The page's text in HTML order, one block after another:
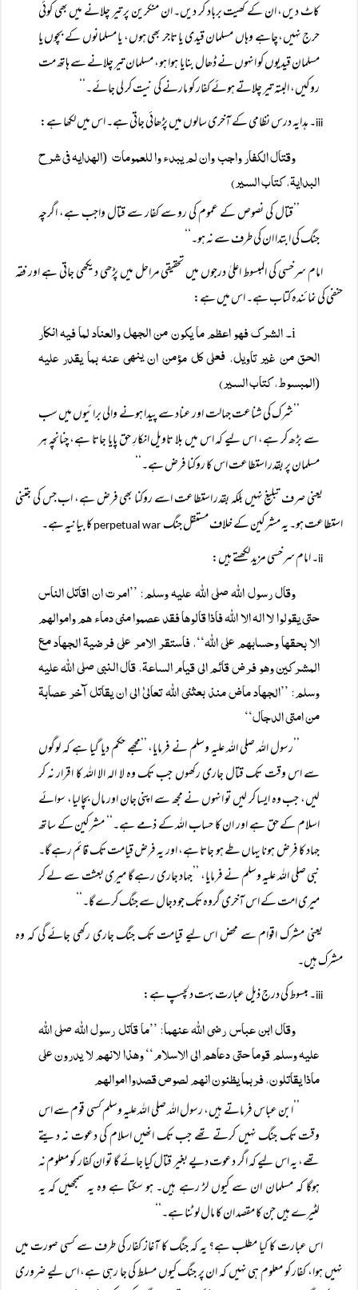
کاٹ دیں، ان کے کھیت برباد کر دیں۔ ان منکرین پر تیر چلانے میں بھی کوئی
حرج نہیں،چاہے وہاں مسلمان قیدی یا تاجر بھی ہوں، یا مسلمانوں کے بچوں یا
مسلمان قیدیوں کو انہوں نے ڈھال بنایا ہوا ہو، مسلمان تیر چلانے سے ہاتھ مت
روکیں، البتہ تیر چلاتے ہوئے کفار کو مارنے کی نیت کر لی جائے۔‘‘
iii۔ ہدایہ درس نظامی کے آخری سالوں میں پڑھائی جاتی ہے۔ اس میں لکھا ہے:
وقتال الکفار واجب وان لم یبدء وا للعمومات (الہدایہ فی شرح
البدایۃ، کتاب السیر)
’’قتال کی نصوص کے عموم کی رو سے کفار سے قتال واجب ہے، اگرچہ
جنگ کی ابتدا ان کی طرف سے نہ ہو۔‘‘
امام سرخسی کی المبسوط اعلیٰ درجوں میں تحقیقی مراحل میں پڑھی دیکھی جاتی ہے اور فقہ
حنفی کی نمائندہ کتاب ہے۔ اس میں ہے:
i۔ الشرک فھو اعظم ما یکون من الجھل والعناد لما فیہ انکار
الحق من غیر تاویل، فعلی کل مؤمن ان ینھی عنہ بما یقدر علیہ
(المبسوط، کتاب السیر)
’’شرک کی شناعت جہالت اور عناد سے پیدا ہونے والی برائیوں میں سب
سے بڑھ کر ہے، اس لیے کہ اس میں بلا تاویل انکارِ حق پایا جاتا ہے، چنانچہ ہر
مسلمان پر بقدر استطاعت اس کا روکنا فرض ہے۔‘‘
یعنی صرف تبلیغ نہیں بلکہ بقدر استطاعت اسے روکنا بھی فرض ہے، اب جس کی جتنی
استطاعت ہو۔ یہ مشرکین کے خلاف مستقل جنگ perpetual war کا بیانیہ ہے۔
ii۔ امام سرخسی مزید لکھتے ہیں:
وقال رسول اللہ صلی اللہ علیہ وسلم: ’’امرت ان اقاتل الناس
حتی یقولوا لا الہ الا اللہ فاذا قالوھا فقد عصموا منی دماء ھم واموالھم
الا بحقھا وحسابھم علی اللہ‘‘، فاستقر الامر علی فرضیۃ الجھاد مع
المشرکین وھو فرض قائم الی قیام الساعۃ، قال النبی صلی اللہ علیہ
وسلم: ’’الجھاد ماض منذ بعثنی اللہ تعالیٰ الی ان یقاتل آخر عصابۃ
من امتی الدجال‘‘
’’رسول اللہ صلی اللہ علیہ وسلم نے فرمایا، ’’مجھے حکم دیا گیا ہے کہ لوگوں
سے اس وقت تک قتال جاری رکھوں جب تک وہ لا الہ الا اللہ کا اقرار نہ کر
لیں، جب وہ ایسا کر لیں تو انہوں نے مجھ سے اپنی جان اور مال بچا لیا، سوائے
اسلام کے حق ہے اور ان کا حساب اللہ کے ذمے ہے۔‘‘ مشرکین کے ساتھ
جہاد کا فرض ہونا یہاں طے ہو جاتا ہے، اور یہ فرض قیامت تک قائم رہے گا۔
نبی صلی اللہ علیہ وسلم نے فرمایا، ’’جہاد جاری رہے گا میری بعثت سے لے کر
میری امت کے اس آخری گروہ تک جو دجال سے جنگ کرے گا۔‘‘
یعنی مشرک اقوام سے محض اس لیے قیامت تک جنگ جاری رکھی جائے گی کہ وہ
مشرک ہیں۔
iii۔ مبسوط کی درج ذیل عبارت بہت دلچسپ ہے:
وقال ابن عباس رضی اللہ عنھما: ’’ما قاتل رسول اللہ صلی اللہ
علیہ وسلم قوما حتی دعاھم الی الاسلام‘‘ وھذا لانھم لا یدرون علی
ماذا یقاتلون، فربما یظنون انھم لصوص قصدوا اموالھم
’’ابن عباس فرماتے ہیں، رسول اللہ صلی اللہ علیہ وسلم کسی قوم سے اس
وقت تک جنگ نہیں کرتے تھے جب تک انھیں اسلام کی دعوت نہ دیتے
تھے، یہ اس لیے کہ اگر دعوت دیے بغیر قتال کیا جائے گا تو ان کفار کو معلوم نہ
ہوگا کہ مسلمان ان سے کیوں لڑ رہے ہیں۔ ہو سکتا ہے وہ یہ سمجھیں کہ یہ
لٹیرے ہیں جن کا مقصد ان کا مال لوٹنا ہے۔‘‘
اس عبارت کا کیا مطلب ہے؟ یہ کہ جنگ کا آغاز کفار کی طرف سے کسی صورت میں
نہیں ہوا، کفار کو معلوم ہی نہیں کہ ان پر جنگ کیوں مسلط کی جا رہی ہے، اس لیے ضروری